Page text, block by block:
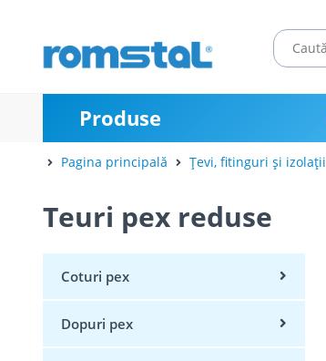
Produse
Pagina principală Țevi, fitinguri și izolații
Teuri pex reduse
Coturi pex
Dopuri pex